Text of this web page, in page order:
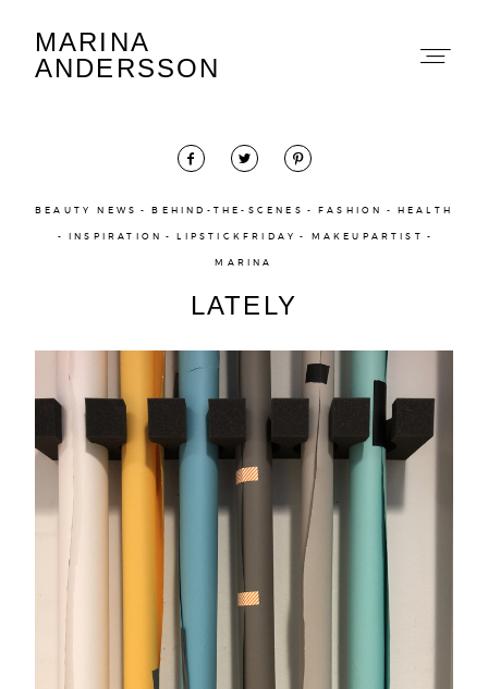
MARINA
ANDERSSON
BEAUTY NEWS BEHIND-THE-SCENES FASHION HEALTH
INSPIRATION LIPSTICKFRIDAY MAKEUPARTIST
MARINA
LATELY
Marina Andersson
The Beauty Edit
Contact